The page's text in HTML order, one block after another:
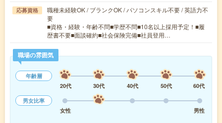
応募資格
職種未経験OK / ブランクOK / パソコンスキル不要 / 英語力不
要
■資格・経験・年齢不問■学歴不問■10名以上採用予定！■履
歴書不要■面談確約■社会保険完備■社員登用…
職場の雰囲気
年齢層
20代
30代 40代 50代
60代
男女比率
女性
男性